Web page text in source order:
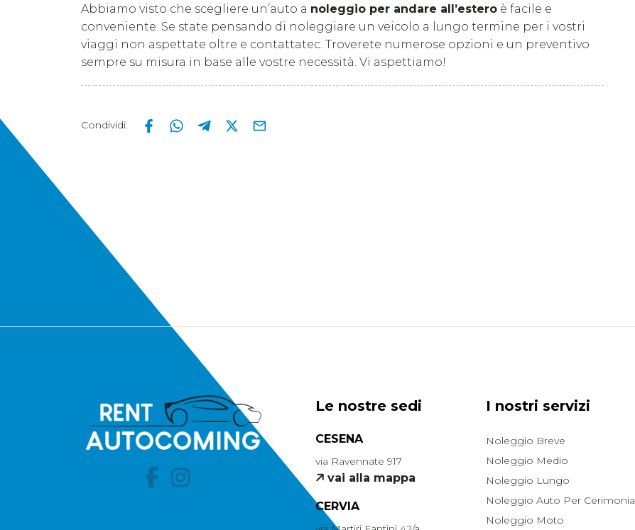
Abbiamo visto che scegliere un’auto a noleggio per andare all’estero è facile e
conveniente. Se state pensando di noleggiare un veicolo a lungo termine per i vostri
viaggi non aspettate oltre e contattatec. Troverete numerose opzioni e un preventivo
sempre su misura in base alle vostre necessità. Vi aspettiamo!
Condividi:
Le nostre sedi
CESENA
via Ravennate 917
vai alla mappa
CERVIA
I nostri servizi
Noleggio Breve
Noleggio Medio
Noleggio Lungo
Noleggio Auto Per Cerimonia
Noleggio Moto